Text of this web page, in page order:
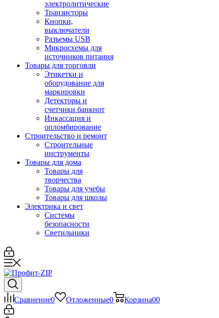
электролитические
Транзисторы
Кнопки,
выключатели
Разъемы USB
Микросхемы для
источников питания
Товары для торговли
Этикетки и
оборудование для
маркировки
Детекторы и
счетчики банкнот
Инкассация и
опломбирование
Строительство и ремонт
Строительные
инструменты
Товары для дома
Товары для
творчества
Товары для учебы
Товары для школы
Электрика и свет
Системы
безопасности
Светильники
Сравнение0 Отложенные0 Корзина00